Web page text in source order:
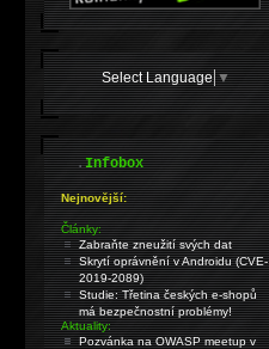
Select Language ▼
.Infobox
Nejnovější:
Články:
Zabraňte zneužití svých dat
Skrytí oprávnění v Androidu (CVE-
2019-2089)
Studie: Třetina českých e-shopů
má bezpečnostní problémy!
Aktuality:
Pozvánka na OWASP meetup v